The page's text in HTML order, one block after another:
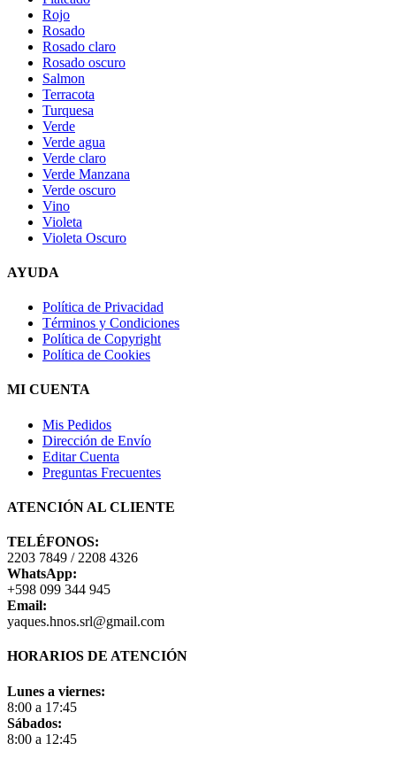
Rojo
Rosado
Rosado claro
Rosado oscuro
Salmon
Terracota
Turquesa
Verde
Verde agua
Verde claro
Verde Manzana
Verde oscuro
Vino
Violeta
Violeta Oscuro
AYUDA
Política de Privacidad
Términos y Condiciones
Política de Copyright
Política de Cookies
MI CUENTA
Mis Pedidos
Dirección de Envío
Editar Cuenta
Preguntas Frecuentes
ATENCIÓN AL CLIENTE
TELÉFONOS:
2203 7849 / 2208 4326
WhatsApp:
+598 099 344 945
Email:
yaques.hnos.srl@gmail.com
HORARIOS DE ATENCIÓN
Lunes a viernes:
8:00 a 17:45
Sábados:
8:00 a 12:45